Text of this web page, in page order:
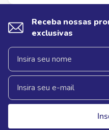
Receba nossas
exclusivas